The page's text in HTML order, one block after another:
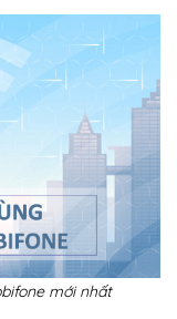
mới nhất